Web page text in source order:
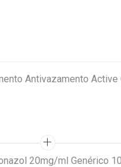
Antivazamento Active
20mg/ml Genérico